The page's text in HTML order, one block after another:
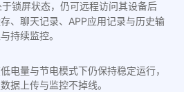
锁屏状态，仍可远程访问其设备后
、聊天记录、APP应用记录与历史输
持续监控。
电量与节电模式下仍保持稳定运行，
据上传与监控不掉线。